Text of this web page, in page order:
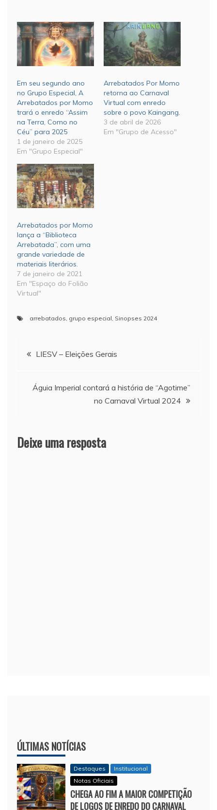
Em seu segundo ano
no Grupo Especial, A
Arrebatados por Momo
trará o enredo “Assim
na Terra, Como no
Céu” para 2025
1 de janeiro de 2025
Em "Grupo Especial"
Arrebatados Por Momo
retorna ao Carnaval
Virtual com enredo
sobre o povo Kaingang.
3 de abril de 2026
Em "Grupo de Acesso"
Arrebatados por Momo
lança a “Biblioteca
Arrebatada”, com uma
grande variedade de
materiais literários.
7 de janeiro de 2021
Em "Espaço do Folião
Virtual"
arrebatados grupo especial Sinopses 2024
Navegação
LIESV – Eleições Gerais
Águia Imperial contará a história de “Agotime”
no Carnaval Virtual 2024
Deixe uma resposta
ÚLTIMAS NOTÍCIAS
Destaques
Institucional
Notas Oficiais
CHEGA AO FIM A MAIOR COMPETIÇÃO
DE LOGOS DE ENREDO DO CARNAVAL